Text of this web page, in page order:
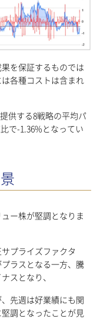
を保証するものでは
各種コストは含まれ
供する8戦略の平均パ
で-1.36%となってい
ー株が堅調となりま
プライズファクタ
ラスとなる一方、騰
スとなり、
先週は好業績にも関
調となったことが見